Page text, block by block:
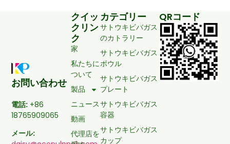
お問い合わせ
電話: +86
18765909065
メール:
クイッ
クリン
ク
家
私たちに
ついて
製品
ニュース
動画
代理店を
カテゴリー
サトウキビバガス
のカトラリー
サトウキビバガス
ボウル
サトウキビバガス
プレート
サトウキビバガス
容器
サトウキビバガス
カップ
QRコード